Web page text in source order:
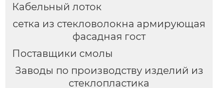
Кабельный лоток
сетка из стекловолокна армирующая
фасадная гост
Поставщики смолы
Заводы по производству изделий из
стеклопластика